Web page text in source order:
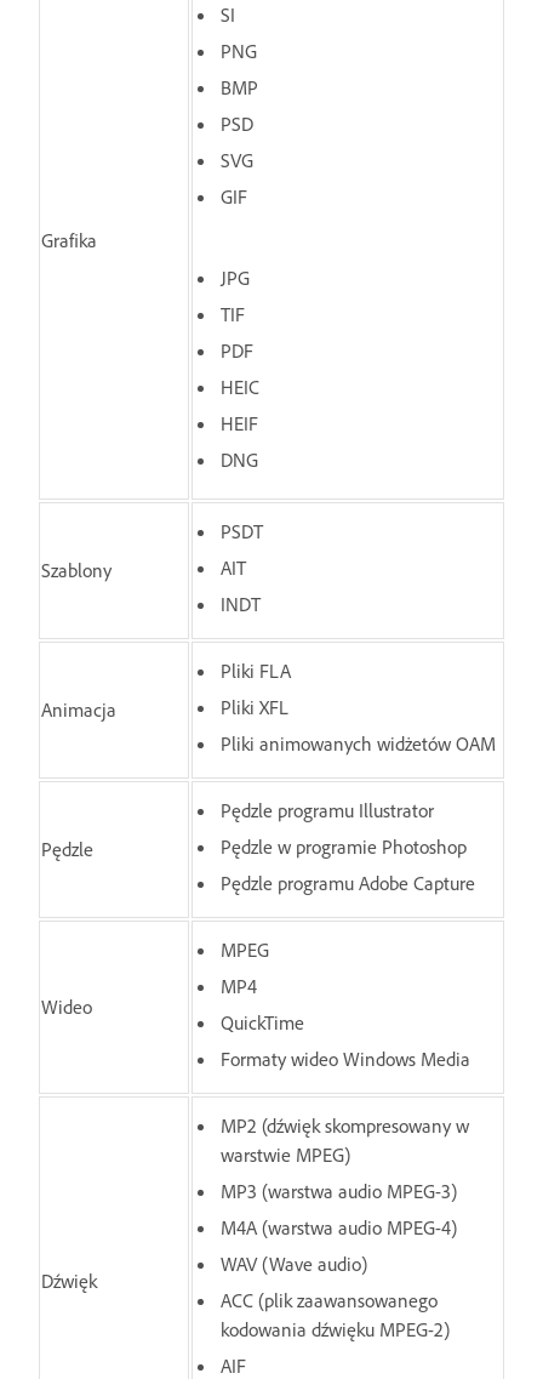
Grafika
SI
PNG
BMP
PSD
SVG
GIF
JPG
TIF
PDF
HEIC
HEIF
DNG
Szablony
PSDT
AIT
INDT
Animacja
Pliki FLA
Pliki XFL
Pliki animowanych widżetów OAM
Pędzle
Pędzle programu Illustrator
Pędzle w programie Photoshop
Pędzle programu Adobe Capture
Wideo
MPEG
MP4
QuickTime
Formaty wideo Windows Media
Dźwięk
MP2 (dźwięk skompresowany w
warstwie MPEG)
MP3 (warstwa audio MPEG-3)
M4A (warstwa audio MPEG-4)
WAV (Wave audio)
ACC (plik zaawansowanego
kodowania dźwięku MPEG-2)
AIF